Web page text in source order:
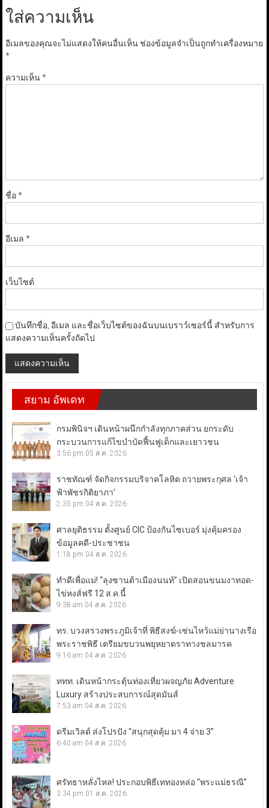
ใส่ความเห็น
อีเมลของคุณจะไม่แสดงให้คนอื่นเห็น ช่องข้อมูลจำเป็นถูกทำเครื่องหมาย
*
ความเห็น*
ชื่อ*
อีเมล *
เว็บไซต์
บันทึกชื่อ, อีเมล และชื่อเว็บไซต์ของฉันบนเบราว์เซอร์นี้ สำหรับการ
แสดงความเห็นครั้งถัดไป
สยาม อัพเดท
กรมพินิจฯ เดินหน้าผนึกกำลังทุกภาคส่วน ยกระดับ
กระบวนการแก้ไขบำบัดฟื้นฟูเด็กและเยาวชน
3:56 pm 05 ส.ค. 2026
ราชทัณฑ์ จัดกิจกรรมบริจาคโลหิต ถวายพระกุศล ‘เจ้า
ฟ้าพัชรกิติยาภา’
2:35 pm 04 ส.ค. 2026
ศาลยุติธรรม ตั้งศูนย์ CIC ป้องกันไซเบอร์ มุ่งคุ้มครอง
ข้อมูลคดี-ประชาชน
1:18 pm 04 ส.ค. 2026
ทำดีเพื่อแม่! “ลุงซานต้าเมืองนนท์” เปิดสอนขนมงาทอด-
ไข่หงส์ฟรี 12 ส.ค.นี้
9:38 am 04 ส.ค. 2026
ทร. บวงสรวงพระภูมิเจ้าที่ พิธีสงฆ์-เซ่นไหว้แม่ย่านางเรือ
พระราชพิธี เตรียมขบวนพยุหยาตราทางชลมารค
9:16 am 04 ส.ค. 2026
ททท. เดินหน้ากระตุ้นท่องเที่ยวผจญภัย Adventure
Luxury สร้างประสบการณ์สุดมันส์
7:53 am 04 ส.ค. 2026
ดรีมเวิลด์ ส่งโปรปัง “สนุกสุดคุ้ม มา 4 จ่าย 3”
6:40 am 04 ส.ค. 2026
ศรัทธาหลั่งไหล! ประกอบพิธีเททองหล่อ “พระแม่ธรณี”
3:34 pm 01 ส.ค. 2026